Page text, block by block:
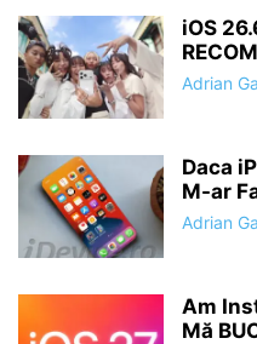
iOS
Adrian
Daca
M-ar
Adrian
Am
Mă